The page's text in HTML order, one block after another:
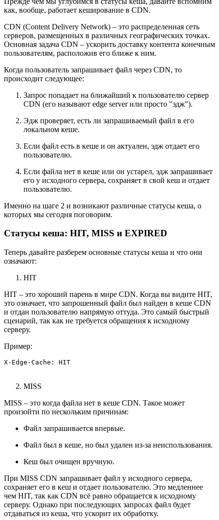
как, вообще, работает кеширование в CDN.
CDN (Content Delivery Network) – это распределенная сеть
серверов, размещенных в различных географических точках.
Основная задача CDN – ускорить доставку контента конечным
пользователям, расположив его ближе к ним.
Когда пользователь запрашивает файл через CDN, то
происходит следующее:
Запрос попадает на ближайший к пользователю сервер
CDN (его называют edge server или просто "эдж").
Эдж проверяет, есть ли запрашиваемый файл в его
локальном кеше.
Если файл есть в кеше и он актуален, эдж отдает его
пользователю.
Если файла нет в кеше или он устарел, эдж запрашивает
его у исходного сервера, сохраняет в свой кеш и отдает
пользователю.
Именно на шаге 2 и возникают различные статусы кеша, о
которых мы сегодня поговорим.
Статусы кеша: HIT, MISS и EXPIRED
Теперь давайте разберем основные статусы кеша и что они
означают:
HIT
HIT – это хороший парень в мире CDN. Когда вы видите HIT,
это означает, что запрошенный файл был найден в кеше CDN
и отдан пользователю напрямую оттуда. Это самый быстрый
сценарий, так как не требуется обращения к исходному
серверу.
Пример:
X-Edge-Cache: HIT
MISS
MISS – это когда файла нет в кеше CDN. Такое может
произойти по нескольким причинам:
Файл запрашивается впервые.
Файл был в кеше, но был удален из-за неиспользования.
Кеш был очищен вручную.
При MISS CDN запрашивает файл у исходного сервера,
сохраняет его в кеш и отдает пользователю. Это медленнее
чем HIT, так как CDN всё равно обращается к исходному
серверу. Однако при последующих запросах файл будет
отдаваться из кеша, что ускорит их обработку.